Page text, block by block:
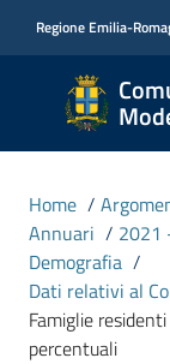
Regione Emilia-
Comune
di
Modena
CIVICA
MONET
Amministrazione
Home /
Annuari / 2021
Demografia /
Dati relativi al
Famiglie
percentuali